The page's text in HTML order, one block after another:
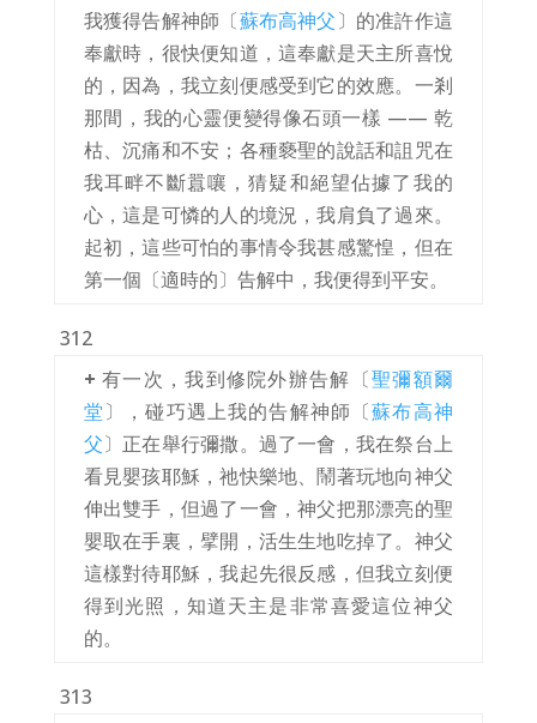
我獲得告解神師〔蘇布高神父〕的准許作這
奉獻時，很快便知道，這奉獻是天主所喜悅
的，因為，我立刻便感受到它的效應。一剎
那間，我的心靈便變得像石頭一樣 —— 乾
枯、沉痛和不安；各種褻聖的說話和詛咒在
我耳畔不斷囂嚷，猜疑和絕望佔據了我的
心，這是可憐的人的境況，我肩負了過來。
起初，這些可怕的事情令我甚感驚惶，但在
第一個〔適時的〕告解中，我便得到平安。
312
+ 有一次，我到修院外辦告解〔聖彌額爾
堂〕，碰巧遇上我的告解神師〔蘇布高神
父〕正在舉行彌撒。過了一會，我在祭台上
看見嬰孩耶穌，祂快樂地、鬧著玩地向神父
伸出雙手，但過了一會，神父把那漂亮的聖
嬰取在手裏，擘開，活生生地吃掉了。神父
這樣對待耶穌，我起先很反感，但我立刻便
得到光照，知道天主是非常喜愛這位神父
的。
313